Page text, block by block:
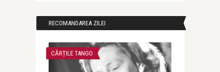
RECOMANDAREA ZILEI
CĂRȚILE TANGO